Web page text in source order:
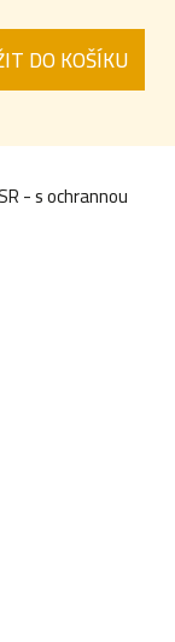
DO KOŠÍKU
- s ochrannou